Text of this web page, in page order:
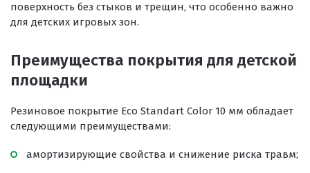
Резиновый бордюр
Каменный ковер
Пигменты порошковые
Резиновая крошка
поверхность без стыков и трещин, что особенно важно
для детских игровых зон.
Преимущества покрытия для детской
площадки
Резиновое покрытие Eco Standart Color 10 мм обладает
следующими преимуществами:
амортизирующие свойства и снижение риска травм;